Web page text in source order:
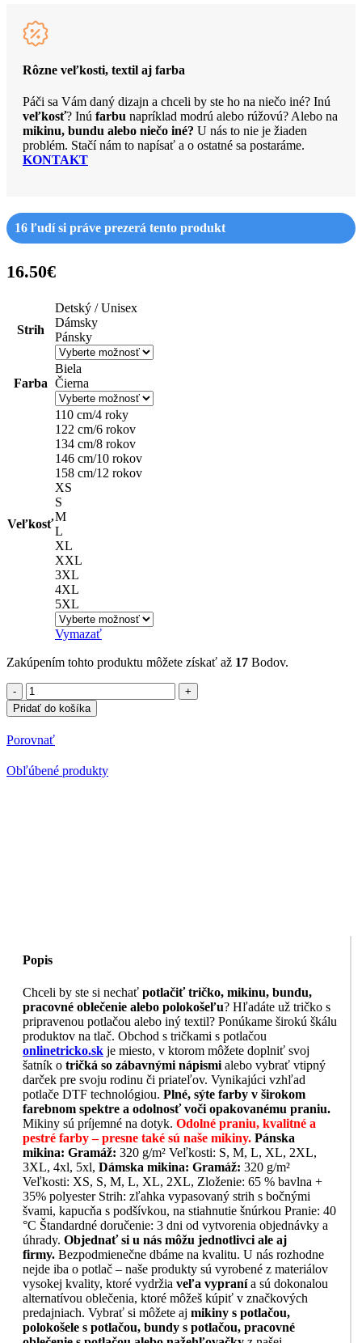
Rôzne veľkosti, textil aj farba
Páči sa Vám daný dizajn a chceli by ste ho na niečo iné? Inú
veľkosť? Inú farbu napríklad modrú alebo rúžovú? Alebo na
mikinu, bundu alebo niečo iné? U nás to nie je žiaden
problém. Stačí nám to napísať a o ostatné sa postaráme.
KONTAKT
16 ľudí si práve prezerá tento produkt
16.50€
Strih
Detský / Unisex
Dámsky
Pánsky
Farba
Biela
Čierna
Veľkosť
110 cm/4 roky
122 cm/6 rokov
134 cm/8 rokov
146 cm/10 rokov
158 cm/12 rokov
XS
S
M
L
XL
XXL
3XL
4XL
5XL
Vymazať
Zakúpením tohto produktu môžete získať až 17 Bodov.
množstvo
Polokošeľa
s
potlačou
Porsche
Pridať do košíka
Porovnať
Obľúbené produkty
Popis
Chceli by ste si nechať potlačiť tričko, mikinu, bundu,
pracovné oblečenie alebo polokošeľu? Hľadáte už tričko s
pripravenou potlačou alebo iný textil? Ponúkame širokú škálu
produktov na tlač. Obchod s tričkami s potlačou
onlinetricko.sk je miesto, v ktorom môžete doplniť svoj
šatník o tričká so zábavnými nápismi alebo vybrať vtipný
darček pre svoju rodinu či priateľov. Vynikajúci vzhľad
potlače DTF technológiou. Plné, sýte farby v širokom
farebnom spektre a odolnosť voči opakovanému praniu.
Mikiny sú príjemné na dotyk. Odolné praniu, kvalitné a
pestré farby – presne také sú naše mikiny. Pánska
mikina: Gramáž: 320 g/m² Veľkosti: S, M, L, XL, 2XL,
3XL, 4xl, 5xl, Dámska mikina: Gramáž: 320 g/m²
Veľkosti: XS, S, M, L, XL, 2XL, Zloženie: 65 % bavlna +
35% polyester Strih: zľahka vypasovaný strih s bočnými
švami, kapucňa s podšívkou, na stiahnutie šnúrkou Pranie: 40
°C Štandardné doručenie: 3 dni od vytvorenia objednávky a
úhrady. Objednať si u nás môžu jednotlivci ale aj
firmy. Bezpodmienečne dbáme na kvalitu. U nás rozhodne
nejde iba o potlač – naše produkty sú vyrobené z materiálov
vysokej kvality, ktoré vydržia veľa vypranía sú dokonalou
alternatívou oblečenia, ktoré môžeš kúpiť v značkových
predajniach. Vybrať si môžete aj mikiny s potlačou,
polokošele s potlačou, bundy s potlačou, pracovné